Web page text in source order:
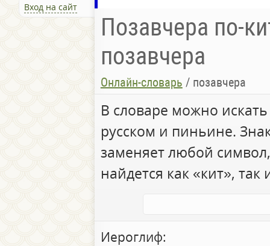
Вход на сайт
Позавчера по-
позавчера
Онлайн-словарь / позавчера
В словаре можно
русском и пиньине.
заменяет любой
найдется как «кит», так
Иероглиф: